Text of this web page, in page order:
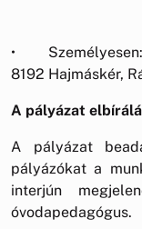
• Személyesen:
8192 Hajmáskér,
A pályázat
A pályázat
pályázókat a
interjún
óvodapedagógus.